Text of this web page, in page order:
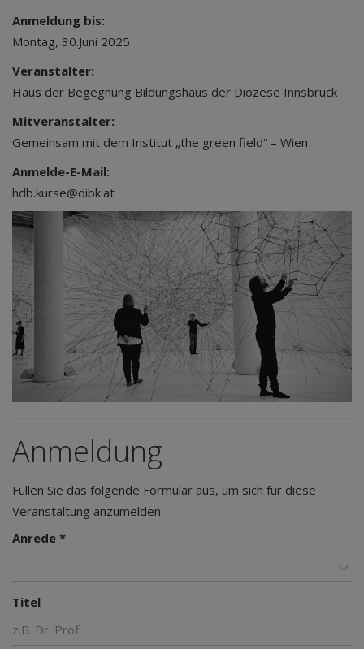
Anmeldung bis:
Montag, 30.Juni 2025
Veranstalter:
Haus der Begegnung Bildungshaus der Diözese Innsbruck
Mitveranstalter:
Gemeinsam mit dem Institut „the green field“ – Wien
Anmelde-E-Mail:
hdb.kurse@dibk.at
Anmeldung
Füllen Sie das folgende Formular aus, um sich für diese
Veranstaltung anzumelden
Anrede *
Titel